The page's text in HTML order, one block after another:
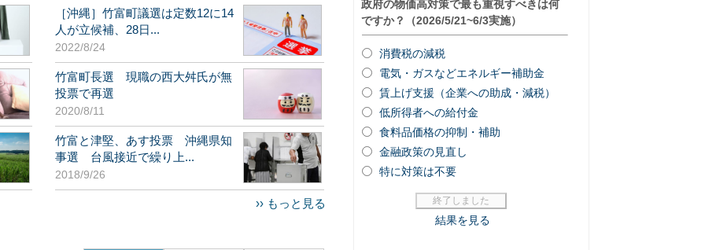
［沖縄］竹富町議選は定数12に14
人が立候補、28日...
2022/8/24
竹富町長選 現職の西大舛氏が無
投票で再選
2020/8/11
竹富と津堅、あす投票 沖縄県知
事選 台風接近で繰り上...
2018/9/26
›› もっと見る